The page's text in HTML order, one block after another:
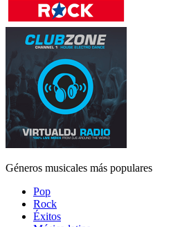
Géneros musicales más populares
Pop
Rock
Éxitos